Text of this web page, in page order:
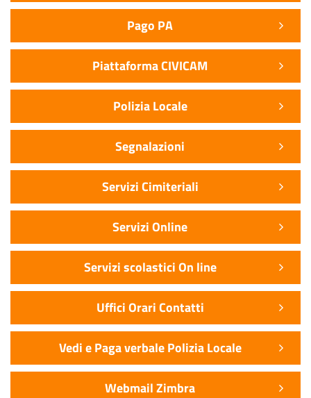
Pago PA
Piattaforma CIVICAM
Polizia Locale
Segnalazioni
Servizi Cimiteriali
Servizi Online
Servizi scolastici On line
Uffici Orari Contatti
Vedi e Paga verbale Polizia Locale
Webmail Zimbra